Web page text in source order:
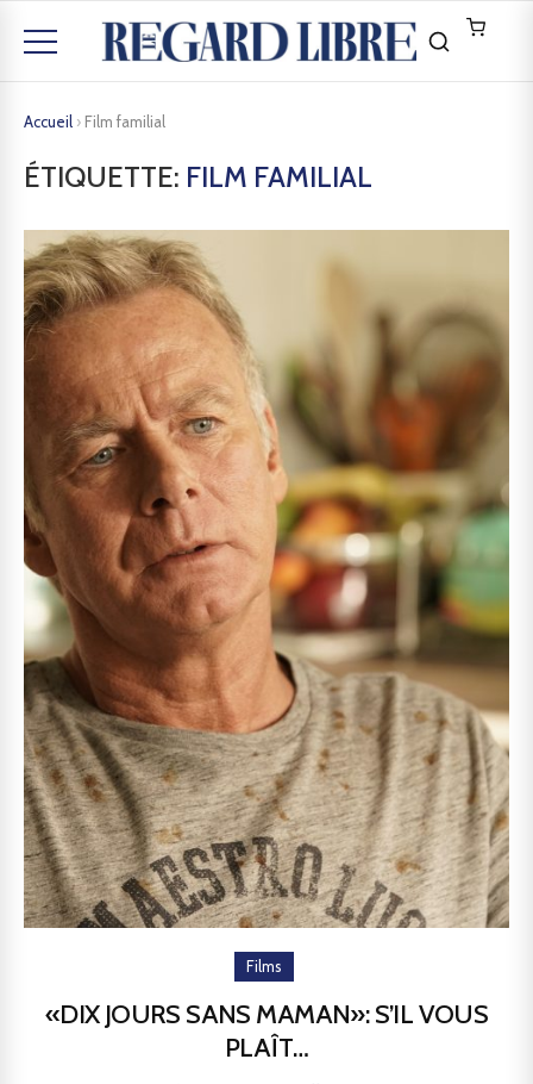
Accueil › Film familial
ÉTIQUETTE: FILM FAMILIAL
Films
«DIX JOURS SANS MAMAN»: S’IL VOUS
PLAÎT…